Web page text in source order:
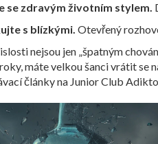
se zdravým životním stylem.
s blízkými. Otevřený
nejsou jen „špatným
máte velkou šanci vrátit se
články na Junior Club